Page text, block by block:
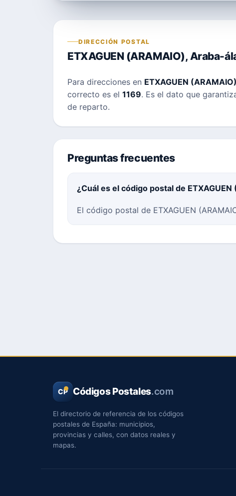
DIRECCIÓN POSTAL
ETXAGUEN (ARAMAIO), Araba-
Para direcciones en ETXAGUEN (ARAMAIO)
correcto es el 1169. Es el dato que
de reparto.
Preguntas frecuentes
¿Cuál es el código postal de
El código postal de ETXAGUEN
CP Códigos Postales.com
El directorio de referencia de los códigos
postales de España: municipios,
provincias y calles, con datos reales y
mapas.